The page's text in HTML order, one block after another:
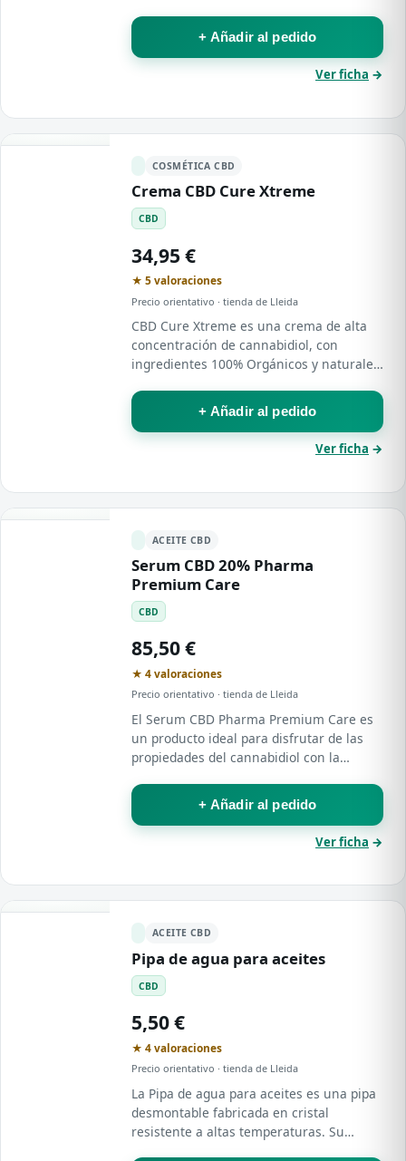
+ Añadir al pedido
Ver ficha →
COSMÉTICA CBD
Crema CBD Cure Xtreme
CBD
34,95 €
★ 5 valoraciones
Precio orientativo · tienda de Lleida
CBD Cure Xtreme es una crema de alta
concentración de cannabidiol, con
ingredientes 100% Orgánicos y naturales.
+ Añadir al pedido
Ver ficha →
ACEITE CBD
Serum CBD 20% Pharma
Premium Care
CBD
85,50 €
★ 4 valoraciones
Precio orientativo · tienda de Lleida
El Serum CBD Pharma Premium Care es
un producto ideal para disfrutar de las
propiedades del cannabidiol con la
+ Añadir al pedido
Ver ficha →
ACEITE CBD
Pipa de agua para aceites
CBD
5,50 €
★ 4 valoraciones
Precio orientativo · tienda de Lleida
La Pipa de agua para aceites es una pipa
desmontable fabricada en cristal
resistente a altas temperaturas. Su